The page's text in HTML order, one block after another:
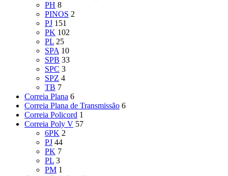
PH 8
PINOS 2
PJ 151
PK 102
PL 25
SPA 10
SPB 33
SPC 3
SPZ 4
TB 7
Correia Plana 6
Correia Plana de Transmissão 6
Correia Policord 1
Correia Poly V 57
6PK 2
PJ 44
PK 7
PL 3
PM 1